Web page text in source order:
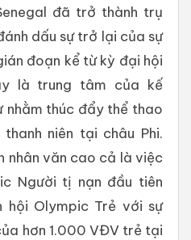
đã trở thành trụ
dấu sự trở lại của sự
đoạn kể từ kỳ đại hội
là trung tâm của kế
nhằm thúc đẩy thể thao
niên tại châu Phi.
nhân văn cao cả là việc
Người tị nạn đầu tiên
hội Olympic Trẻ với sự
hơn 1.000 VĐV trẻ tại